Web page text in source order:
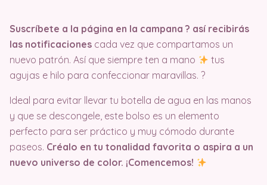
Suscríbete a la página en la campana ?️ así recibirás
las notificaciones cada vez que compartamos un
nuevo patrón. Así que siempre ten a mano
tus
agujas e hilo para confeccionar maravillas. ?
Ideal para evitar llevar tu botella de agua en las manos
y que se descongele, este bolso es un elemento
perfecto para ser práctico y muy cómodo durante
paseos. Créalo en tu tonalidad favorita o aspira a un
nuevo universo de color. ¡Comencemos!